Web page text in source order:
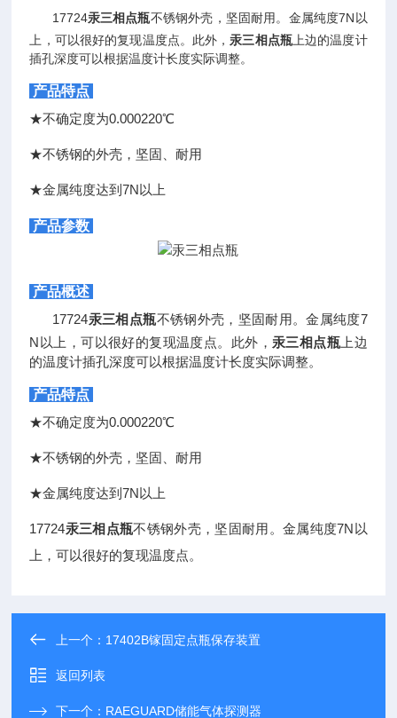
17724汞三相点瓶不锈钢外壳，坚固耐用。金属纯度7N以
上，可以很好的复现温度点。此外，汞三相点瓶上边的温度计
插孔深度可以根据温度计长度实际调整。
产品特点
★不确定度为0.000220℃
★不锈钢的外壳，坚固、耐用
★金属纯度达到7N以上
产品参数
产品概述
17724汞三相点瓶不锈钢外壳，坚固耐用。金属纯度7
N以上，可以很好的复现温度点。此外， 汞三相点瓶 上边
的温度计插孔深度可以根据温度计长度实际调整。
产品特点
★不确定度为0.000220℃
★不锈钢的外壳，坚固、耐用
★金属纯度达到7N以上
17724汞三相点瓶不锈钢外壳，坚固耐用。金属纯度7N以
上，可以很好的复现温度点。
上一个： 17402B镓固定点瓶保存装置
返回列表
下一个： RAEGUARD储能气体探测器